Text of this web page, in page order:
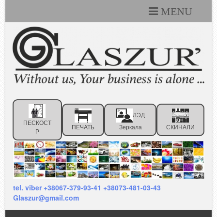
MENU
Каталоги
Технические условия
Портфолио
Контакты
Отзывы клиентов
ПЕСКОСТ
Р
ПЕЧАТЬ
ЛЭД
Зеркала
СКИНАЛИ
tel. viber +38067-379-93-41 +38073-481-03-43
Glaszur@gmail.com